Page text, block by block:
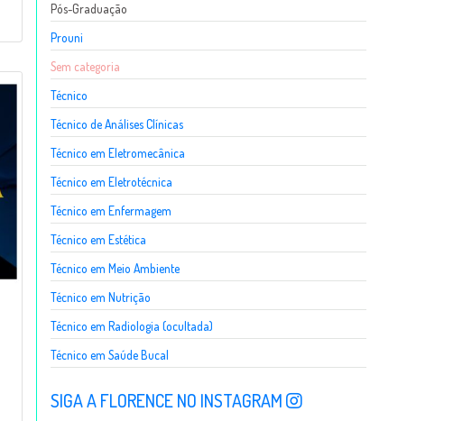
Pós-Graduação
Prouni
Sem categoria
Técnico
Técnico de Análises Clínicas
Técnico em Eletromecânica
Técnico em Eletrotécnica
Técnico em Enfermagem
Técnico em Estética
Técnico em Meio Ambiente
Técnico em Nutrição
Técnico em Radiologia (ocultada)
Técnico em Saúde Bucal
SIGA A FLORENCE NO INSTAGRAM